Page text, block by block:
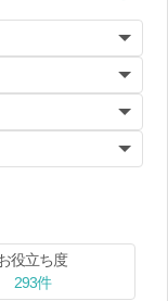
役立ち度
293件